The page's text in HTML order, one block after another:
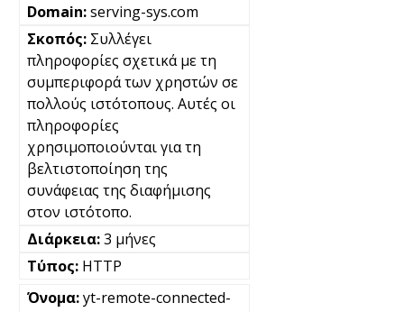
serving-sys.com
Συλλέγει
πληροφορίες σχετικά με τη
συμπεριφορά των χρηστών σε
πολλούς ιστότοπους. Αυτές οι
πληροφορίες
χρησιμοποιούνται για τη
βελτιστοποίηση της
συνάφειας της διαφήμισης
στον ιστότοπο.
3 μήνες
HTTP
yt-remote-connected-